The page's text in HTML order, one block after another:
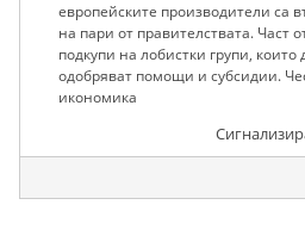
европейските производители са
на пари от правителствата. Част
подкупи на лобистки групи,
одобряват помощи и субсидии.
икономика